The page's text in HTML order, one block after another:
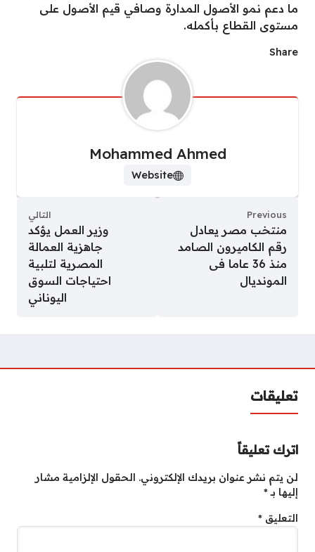
ما دعم نمو الأصول المدارة وصافي قيم الأصول على
مستوى القطاع بأكمله.
Share
Mohammed Ahmed
Website
Previous
منتخب مصر يعادل
رقم الكاميرون الصامد
منذ 36 عاما فى
المونديال
التالي
وزير العمل يؤكد
جاهزية العمالة
المصرية لتلبية
احتياجات السوق
اليوناني
تعليقات
اترك تعليقاً
لن يتم نشر عنوان بريدك الإلكتروني. الحقول الإلزامية مشار
إليها بـ*
التعليق *